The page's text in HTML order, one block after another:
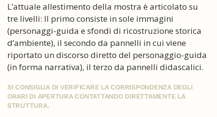
L’attuale allestimento della mostra è articolato su
tre livelli: Il primo consiste in sole immagini
(personaggi-guida e sfondi di ricostruzione storica
d’ambiente), il secondo da pannelli in cui viene
riportato un discorso diretto del personaggio-guida
(in forma narrativa), il terzo da pannelli didascalici.
SI CONSIGLIA DI VERIFICARE LA CORRISPONDENZA DEGLI
ORARI DI APERTURA CONTATTANDO DIRETTAMENTE LA
STRUTTURA.